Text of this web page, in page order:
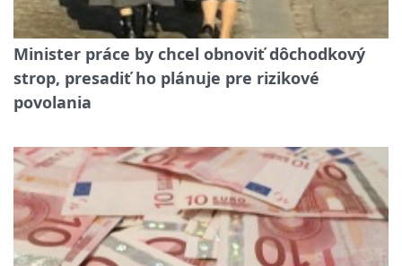
Minister práce by chcel obnoviť dôchodkový
strop, presadiť ho plánuje pre rizikové
povolania